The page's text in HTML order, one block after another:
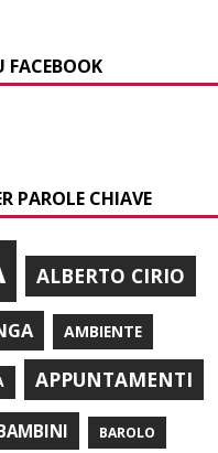
FACEBOOK
PAROLE CHIAVE
ALBERTO CIRIO
AMBIENTE
APPUNTAMENTI
BAROLO